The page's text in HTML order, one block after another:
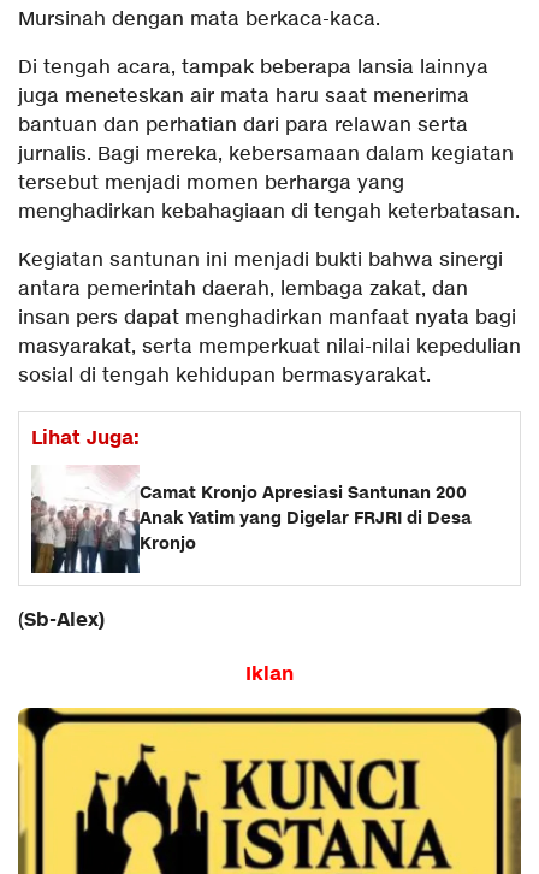
Mursinah dengan mata berkaca-kaca.
Di tengah acara, tampak beberapa lansia lainnya
juga meneteskan air mata haru saat menerima
bantuan dan perhatian dari para relawan serta
jurnalis. Bagi mereka, kebersamaan dalam kegiatan
tersebut menjadi momen berharga yang
menghadirkan kebahagiaan di tengah keterbatasan.
Kegiatan santunan ini menjadi bukti bahwa sinergi
antara pemerintah daerah, lembaga zakat, dan
insan pers dapat menghadirkan manfaat nyata bagi
masyarakat, serta memperkuat nilai-nilai kepedulian
sosial di tengah kehidupan bermasyarakat.
Lihat Juga:
Camat Kronjo Apresiasi Santunan 200
Anak Yatim yang Digelar FRJRI di Desa
Kronjo
(Sb-Alex)
Iklan